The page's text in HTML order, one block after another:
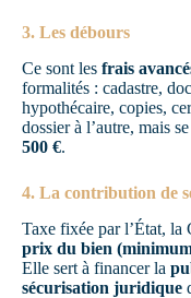
3. Les débours
Ce sont les frais
formalités : cadastre,
hypothécaire, copies,
dossier à l’autre, mais
500 €.
4. La contribution de
Taxe fixée par l’État, la
prix du bien
Elle sert à financer la
sécurisation juridique